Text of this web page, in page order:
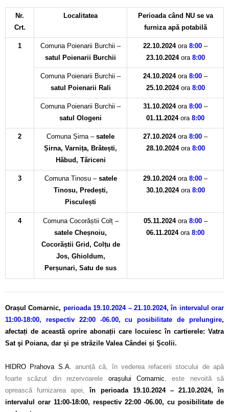
Nr.
Crt.
Localitatea
Perioada când NU se va
furniza apă potabilă
1
Comuna Poienarii Burchii –
satul Poienarii Burchii
22.10.2024 ora 8:00 –
23.10.2024 ora 8:00
Comuna Poienarii Burchii –
satul Poienarii Rali
24.10.2024ora 8:00 –
25.10.2024 ora 8:00
Comuna Poienarii Burchii –
satul Ologeni
31.10.2024ora 8:00 –
01.11.2024 ora 8:00
2 Comuna Șirna – satele
Șirna, Varnița, Brătești,
Hăbud, Tăriceni
27.10.2024 ora 8:00 –
28.10.2024 ora 8:00
3 Comuna Tinosu – satele
Tinosu, Predești,
Pisculești
29.10.2024 ora 8:00 –
30.10.2024 ora 8:00
4
Comuna Cocorăștii Colț –
satele Cheșnoiu,
Cocorăștii Grid, Colțu de
Jos, Ghioldum,
Perșunari, Satu de sus
05.11.2024 ora 8:00–
06.11.2024 ora 8:00
Orașul Comarnic, perioada 19.10.2024 – 21.10.2024, în intervalul orar
11:00-18:00, respectiv 22:00 -06.00, cu posibilitate de prelungire,
afectați de această oprire abonații care locuiesc în cartierele: Vatra
Sat şi Poiana, dar şi pe străzile Valea Cândei și Şcolii.
HIDRO Prahova S.A. anunță că, în vederea refacerii stocului de apă
foarte scăzut din rezervoarele orașului Comarnic, este nevoită să
oprească furnizarea apei,în perioada 19.10.2024 – 21.10.2024, în
intervalul orar 11:00-18:00, respectiv 22:00 -06.00, cu posibilitate de